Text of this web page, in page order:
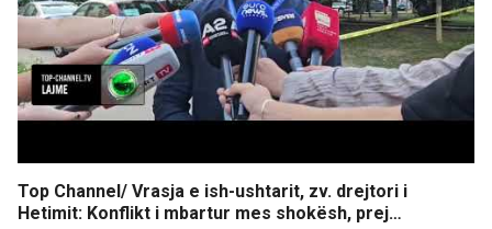
Top Channel/ Vrasja e ish-ushtarit, zv. drejtori i
Hetimit: Konflikt i mbartur mes shokësh, prej…